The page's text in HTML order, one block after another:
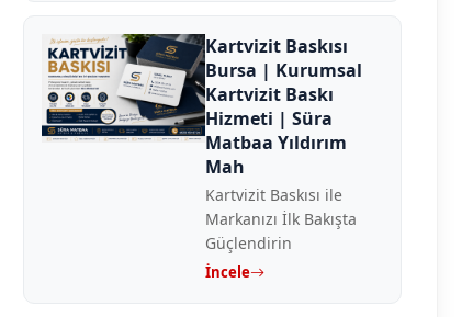
Kartvizit Baskısı
Bursa | Kurumsal
Kartvizit Baskı
Hizmeti | Süra
Matbaa Yıldırım
Mah
Kartvizit Baskısı ile
Markanızı İlk Bakışta
Güçlendirin
İncele